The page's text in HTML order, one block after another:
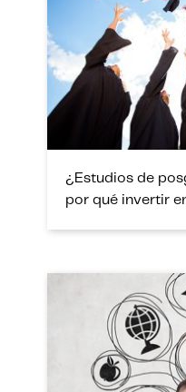
¿Estudios de
por qué invertir